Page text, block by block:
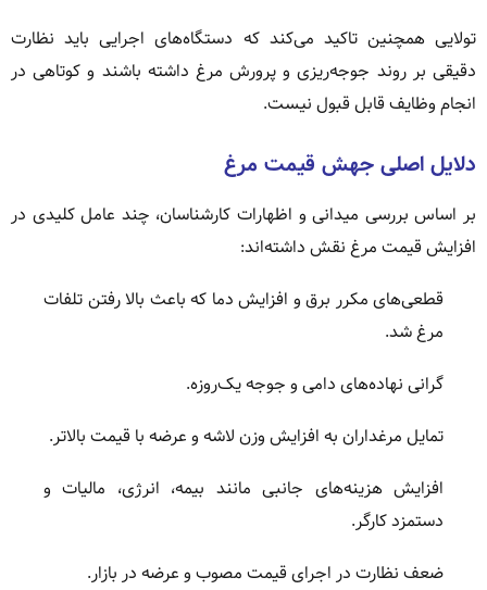
تولایی همچنین تاکید می‌کند که دستگاه‌های اجرایی باید نظارت
دقیقی بر روند جوجه‌ریزی و پرورش مرغ داشته باشند و کوتاهی در
انجام وظایف قابل قبول نیست.
دلایل اصلی جهش قیمت مرغ
بر اساس بررسی میدانی و اظهارات کارشناسان، چند عامل کلیدی در
افزایش قیمت مرغ نقش داشته‌اند:
قطعی‌های مکرر برق و افزایش دما که باعث بالا رفتن تلفات
مرغ شد.
گرانی نهاده‌های دامی و جوجه یک‌روزه.
تمایل مرغداران به افزایش وزن لاشه و عرضه با قیمت بالاتر.
افزایش هزینه‌های جانبی مانند بیمه، انرژی، مالیات و
دستمزد کارگر.
ضعف نظارت در اجرای قیمت مصوب و عرضه در بازار.